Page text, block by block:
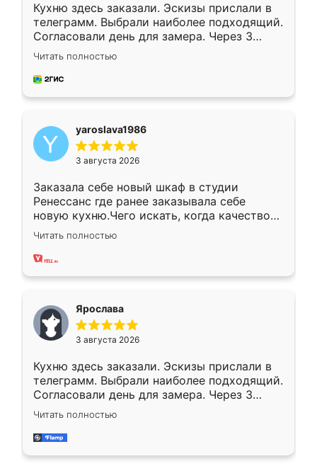
Кухню здесь заказали. Эскизы прислали в
телеграмм. Выбрали наиболее подходящий.
Согласовали день для замера. Через 3
недели кухня была уже готова. Остались
довольны работой. Спасибо Ренессанс
мебель за качественную работу!
Читать полностью
yaroslava1986
3 августа 2026
Заказала себе новый шкаф в студии
Ренессанс где ранее заказывала себе
новую кухню.Чего искать, когда качеством
вполне довольна. Служит кухня уже почти
два года, нареканий нет.
Читать полностью
Ярослава
3 августа 2026
Кухню здесь заказали. Эскизы прислали в
телеграмм. Выбрали наиболее подходящий.
Согласовали день для замера. Через 3
недели кухня была уже готова. Остались
довольны работой. Спасибо Ренессанс
мебель за качественную работу!
Читать полностью